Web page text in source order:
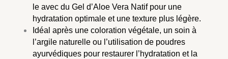
le avec du Gel d’Aloe Vera Natifpour une
hydratation optimale et une texture plus légère.
Idéal après une coloration végétale, un soin à
l’argile naturelleou l’utilisation de poudres
ayurvédiquespour restaurer l’hydratation et la